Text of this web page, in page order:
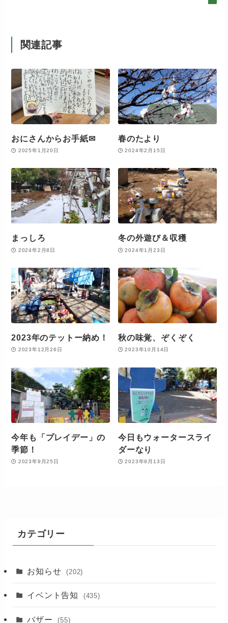
関連記事
おにさんからお手紙✉
2025年1月20日
春のたより
2024年2月15日
まっしろ
2024年2月8日
冬の外遊び＆収穫
2024年1月23日
2023年のテットー納め！
2023年12月26日
秋の味覚、ぞくぞく
2023年10月14日
今年も「プレイデー」の
季節！
2023年9月25日
今日もウォータースライ
ダーなり
2023年9月13日
カテゴリー
お知らせ (202)
イベント告知 (435)
バザー (55)